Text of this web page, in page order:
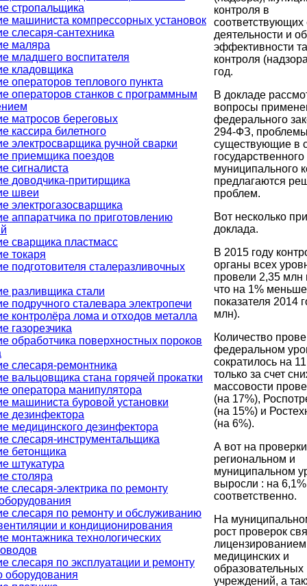
стропальщика
машиниста компрессорных установок
слесаря-сантехника
маляра
младшего воспитателя
кладовщика
операторов теплового пункта
операторов станков с программным
матросов береговых
кассира билетного
электросварщика ручной сварки
приемщика поездов
сигналиста
доводчика-притирщика
швеи
электрогазосварщика
аппаратчика по приготовлению
сварщика пластмасс
токаря
подготовителя сталеразливочных
разливщика стали
подручного сталевара электропечи
контролёра лома и отходов металла
газорезчика
обработчика поверхностных пороков
слесаря-ремонтника
вальцовщика стана горячей прокатки
оператора манипулятора
машиниста буровой установки
дезинфектора
медицинского дезинфектора
слесаря-инструментальщика
бетонщика
штукатура
столяра
слесаря-электрика по ремонту
слесаря по ремонту и обслуживанию
и кондиционирования
монтажника технологических
слесаря по эксплуатации и ремонту
оборудования
контроля в
деятельности и об
эффективности
контроля
год.
В докладе
вопросы
федерального
294-ФЗ,
существующие в
муниципального
предлагаются
проблем.
Вот несколько
доклада.
В 2015 году
органы всех
провели 2,35 млн
что на 1% меньше
показателя 2014
млн).
Количество
федеральном
сократилось на
только за счет
массовости
(на 17%),
(на 15%) и
(на 6%).
А вот на
региональном и
муниципальном
выросли : на
соответственно.
На
рост проверок
лицензированием
медицинских и
образовательных
учреждений, а